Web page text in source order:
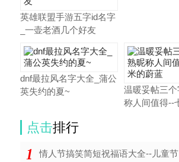
英雄联盟手游五字id名字
_一壶老酒几个好友
dnf最拉风名字大全_蒲公
英失约的夏~
温暖妥帖三
称人间值得--
点击排行